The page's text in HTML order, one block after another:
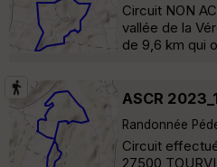
Circuit NON
vallée de la
de 9,6 km qui
ASCR
Randonnée
Circuit
27500